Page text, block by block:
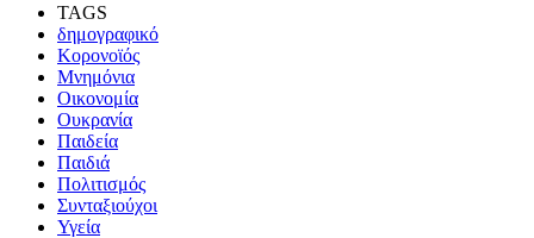
TAGS
δημογραφικό
Κορονοϊός
Μνημόνια
Οικονομία
Ουκρανία
Παιδεία
Παιδιά
Πολιτισμός
Συνταξιούχοι
Υγεία